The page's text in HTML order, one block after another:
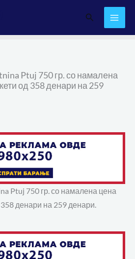
Search
Ptuj 750 гр. со намалена
од 358 денари на 259
Ptuj 750 гр. со намалена цена
денари на 259 денари.